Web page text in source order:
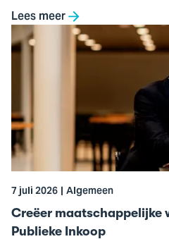
Lees meer
Ga
naar
waarde
met
de
master
Publieke
Inkoop
7 juli 2026 Algemeen
Creëer maatschappelijke
Publieke Inkoop